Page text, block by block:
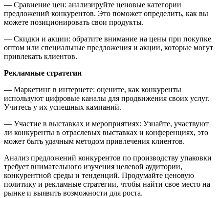
— Сравнение цен: анализируйте ценовые категории
предложений конкурентов. Это поможет определить, как вы
можете позиционировать свои продукты.
— Скидки и акции: обратите внимание на цены при покупке
оптом или специальные предложения и акции, которые могут
привлекать клиентов.
Рекламные стратегии
— Маркетинг в интернете: оцените, как конкуренты
используют цифровые каналы для продвижения своих услуг.
Учитесь у их успешных кампаний.
— Участие в выставках и мероприятиях: Узнайте, участвуют
ли конкуренты в отраслевых выставках и конференциях, это
может быть удачным методом привлечения клиентов.
Анализ предложений конкурентов по производству упаковки
требует внимательного изучения целевой аудитории,
конкурентной среды и тенденций. Продумайте ценовую
политику и рекламные стратегии, чтобы найти свое место на
рынке и выявить возможности для роста.